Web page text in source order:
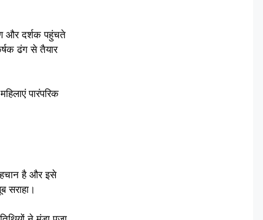
और दर्शक पहुंचते
ढंग से तैयार
पारंपरिक
है और इसे
सराहा।